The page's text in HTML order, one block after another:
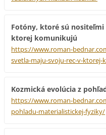
Fotóny, ktoré sú
ktorej komunikujú
https://www.roman-
svetla-maju-svoju-rec-v-
Kozmická evolúcia z
https://www.roman-
pohladu-materialistickej-fyziky/